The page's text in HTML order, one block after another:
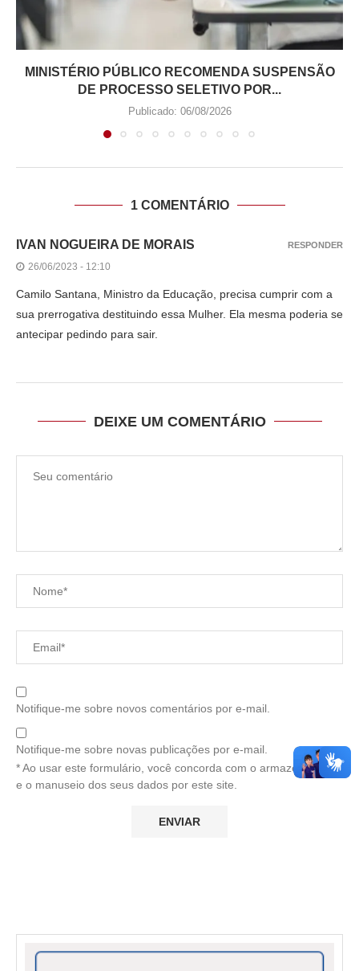
MINISTÉRIO PÚBLICO RECOMENDA SUSPENSÃO
DE PROCESSO SELETIVO POR...
Publicado: 06/08/2026
1 COMENTÁRIO
IVAN NOGUEIRA DE MORAIS
26/06/2023 - 12:10
Camilo Santana, Ministro da Educação, precisa cumprir com a
sua prerrogativa destituindo essa Mulher. Ela mesma poderia se
antecipar pedindo para sair.
RESPONDER
DEIXE UM COMENTÁRIO
Notifique-me sobre novos comentários por e-mail.
Notifique-me sobre novas publicações por e-mail.
* Ao usar este formulário, você concorda com o armazenamento
e o manuseio dos seus dados por este site.